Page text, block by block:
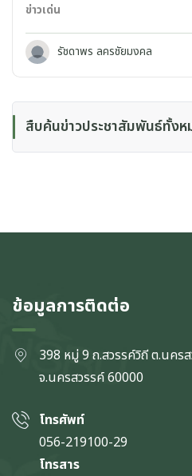
ข่าวเด่น
รัชดาพร ลครชัยมงคล
สืบค้นข่าวประชาสัมพันธ์ทั้งห
ข้อมูลการติดต่อ
398 หมู่ 9 ถ.สวรรค์วิถี ต.นคร
จ.นครสวรรค์60000
โทรศัพท์
056-219100-29
โทรสาร